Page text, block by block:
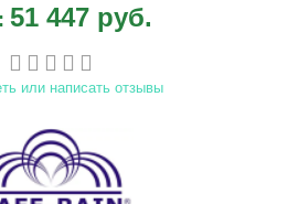
51 447 руб.
или написать отзывы